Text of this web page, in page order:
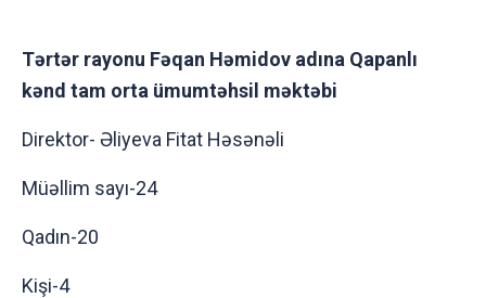
Tərtər rayonu Fəqan Həmidov adına Qapanlı
kənd tam orta ümumtəhsil məktəbi
Direktor- Əliyeva Fitat Həsənəli
Müəllim sayı-24
Qadın-20
Kişi-4